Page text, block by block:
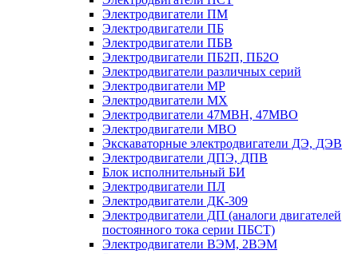
Электродвигатели ПМ
Электродвигатели ПБ
Электродвигатели ПБВ
Электродвигатели ПБ2П, ПБ2О
Электродвигатели различных серий
Электродвигатели МР
Электродвигатели MX
Электродвигатели 47MBH, 47МВО
Электродвигатели MBO
Экскаваторные электродвигатели ДЭ, ДЭВ
Электродвигатели ДПЭ, ДПВ
Блок исполнительный БИ
Электродвигатели ПЛ
Электродвигатели ДК-309
Электродвигатели ДП (аналоги двигателей
постоянного тока серии ПБСТ)
Электродвигатели ВЭМ, 2ВЭМ